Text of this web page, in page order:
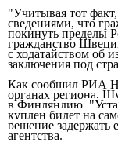
"Учитывая тот
сведениями, что
покинуть пределы
гражданство
с ходатайством об
заключения под
Как сообщил РИА
органах региона,
в Финляндию.
куплен билет на
решение задержать
агентства.